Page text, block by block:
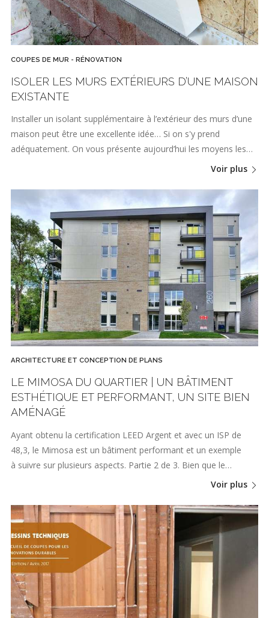
COUPES DE MUR - RÉNOVATION
ISOLER LES MURS EXTÉRIEURS D’UNE MAISON
EXISTANTE
Installer un isolant supplémentaire à l’extérieur des murs d’une
maison peut être une excellente idée… Si on s'y prend
adéquatement. On vous présente aujourd’hui les moyens les…
Voir plus
ARCHITECTURE ET CONCEPTION DE PLANS
LE MIMOSA DU QUARTIER | UN BÂTIMENT
ESTHÉTIQUE ET PERFORMANT, UN SITE BIEN
AMÉNAGÉ
Ayant obtenu la certification LEED Argent et avec un ISP de
48,3, le Mimosa est un bâtiment performant et un exemple
à suivre sur plusieurs aspects. Partie 2 de 3. Bien que le…
Voir plus